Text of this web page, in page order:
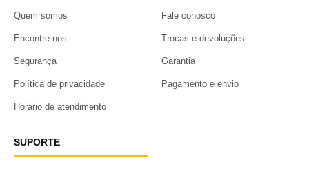
Quem somos
Encontre-nos
Segurança
Política de privacidade
Horário de atendimento
Fale conosco
Trocas e devoluções
Garantia
Pagamento e envio
SUPORTE